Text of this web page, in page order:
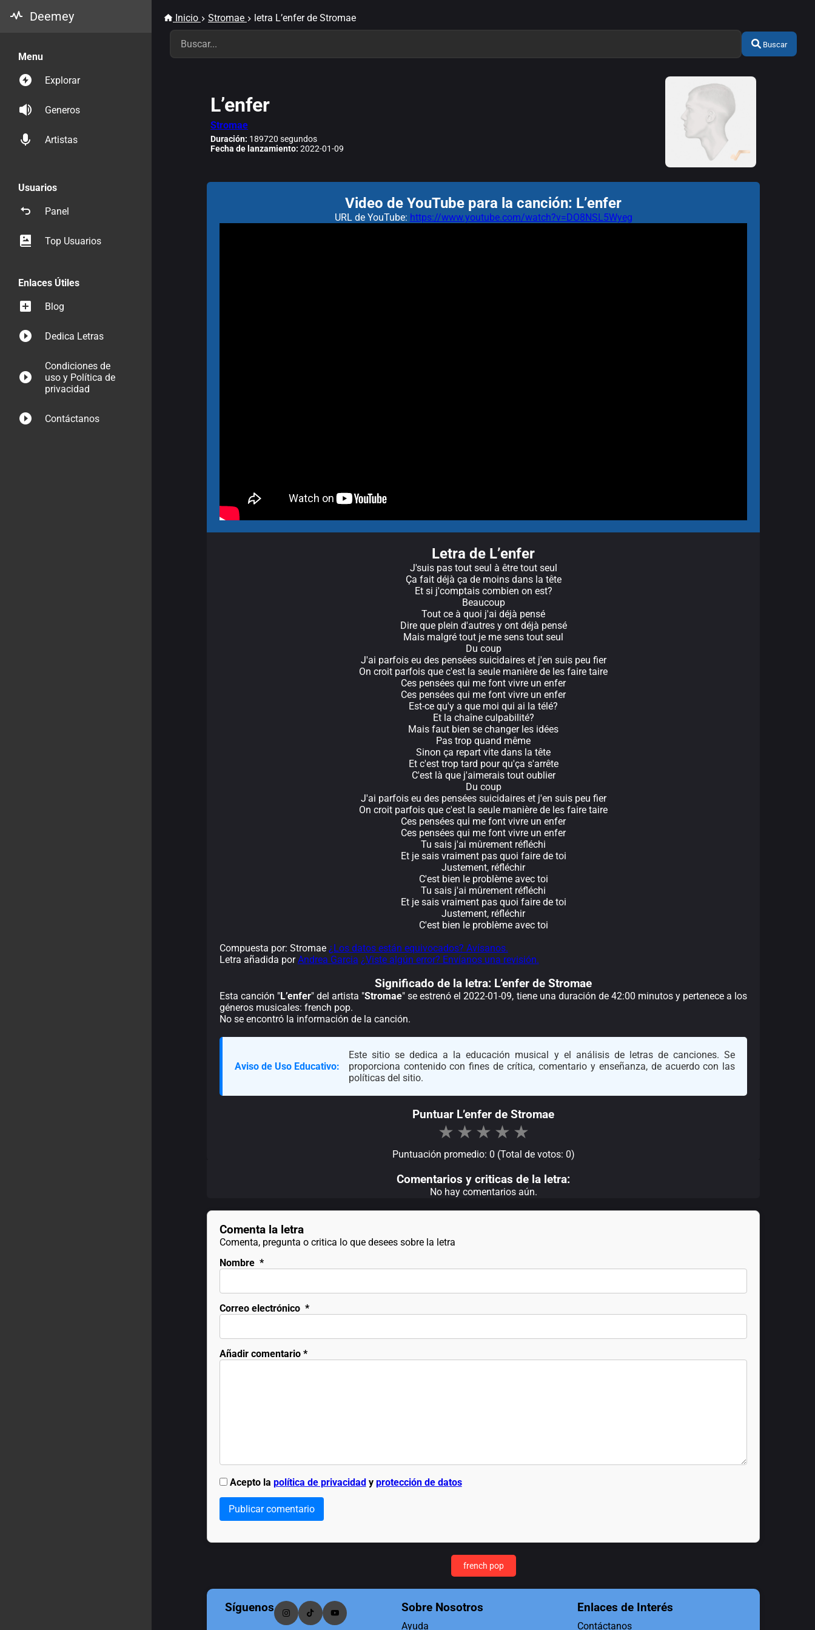
Deemey
Menu
Explorar
Generos
Artistas
Usuarios
Panel
Top Usuarios
Enlaces Útiles
Blog
Dedica Letras
Condiciones de
uso y Política de
privacidad
Contáctanos
Inicio Stromae letra L’enfer de Stromae
Buscar
L’enfer
Stromae
Duración: 189720 segundos
Fecha de lanzamiento: 2022-01-09
Video de YouTube para la canción: L’enfer
URL de YouTube: https://www.youtube.com/watch?v=DO8NSL5Wyeg
Letra de L’enfer
J'suis pas tout seul à être tout seul
Ça fait déjà ça de moins dans la tête
Et si j'comptais combien on est?
Beaucoup
Tout ce à quoi j'ai déjà pensé
Dire que plein d'autres y ont déjà pensé
Mais malgré tout je me sens tout seul
Du coup
J'ai parfois eu des pensées suicidaires et j'en suis peu fier
On croit parfois que c'est la seule manière de les faire taire
Ces pensées qui me font vivre un enfer
Ces pensées qui me font vivre un enfer
Est-ce qu'y a que moi qui ai la télé?
Et la chaîne culpabilité?
Mais faut bien se changer les idées
Pas trop quand même
Sinon ça repart vite dans la tête
Et c'est trop tard pour qu'ça s'arrête
C'est là que j'aimerais tout oublier
Du coup
J'ai parfois eu des pensées suicidaires et j'en suis peu fier
On croit parfois que c'est la seule manière de les faire taire
Ces pensées qui me font vivre un enfer
Ces pensées qui me font vivre un enfer
Tu sais j'ai mûrement réfléchi
Et je sais vraiment pas quoi faire de toi
Justement, réfléchir
C'est bien le problème avec toi
Tu sais j'ai mûrement réfléchi
Et je sais vraiment pas quoi faire de toi
Justement, réfléchir
C'est bien le problème avec toi
Compuesta por: Stromae ¿Los datos están equivocados? Avísanos.
Letra añadida porAndrea Garcia ¿Viste algún error? Envíanos una revisión.
Significado de la letra: L’enfer de Stromae
Esta canción "L’enfer" del artista "Stromae" se estrenó el 2022-01-09, tiene una duración de 42:00 minutos y pertenece a los
géneros musicales: french pop.
No se encontró la información de la canción.
Aviso de Uso Educativo:
Este sitio se dedica a la educación musical y el análisis de letras de canciones. Se
proporciona contenido con fines de crítica, comentario y enseñanza, de acuerdo con las
políticas del sitio.
Puntuar L’enfer de Stromae
★ ★ ★ ★ ★
Puntuación promedio: 0 (Total de votos: 0)
Comentarios y criticas de la letra:
No hay comentarios aún.
Comenta la letra
Comenta, pregunta o critica lo que desees sobre la letra
Nombre *
Correo electrónico *
Añadir comentario*
Acepto la política de privacidady protección de datos
Publicar comentario
french pop
Síguenos Sobre Nosotros
Ayuda
Enlaces de Interés
Contáctanos